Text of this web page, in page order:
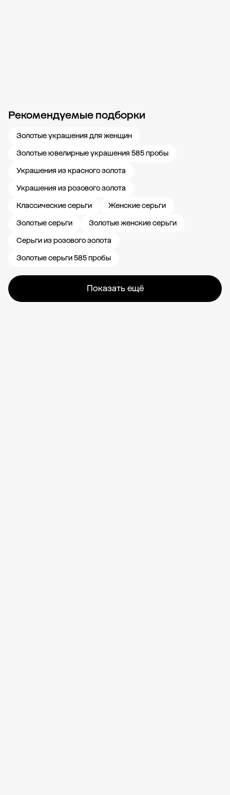
Рекомендуемые подборки
Золотые украшения для женщин
Золотые ювелирные украшения 585 пробы
Украшения из красного золота
Украшения из розового золота
Классические серьги
Женские серьги
Золотые серьги
Золотые женские серьги
Серьги из розового золота
Золотые серьги 585 пробы
Показать ещё
Новости компании Журнал ЗОЛОТОЙ Блог